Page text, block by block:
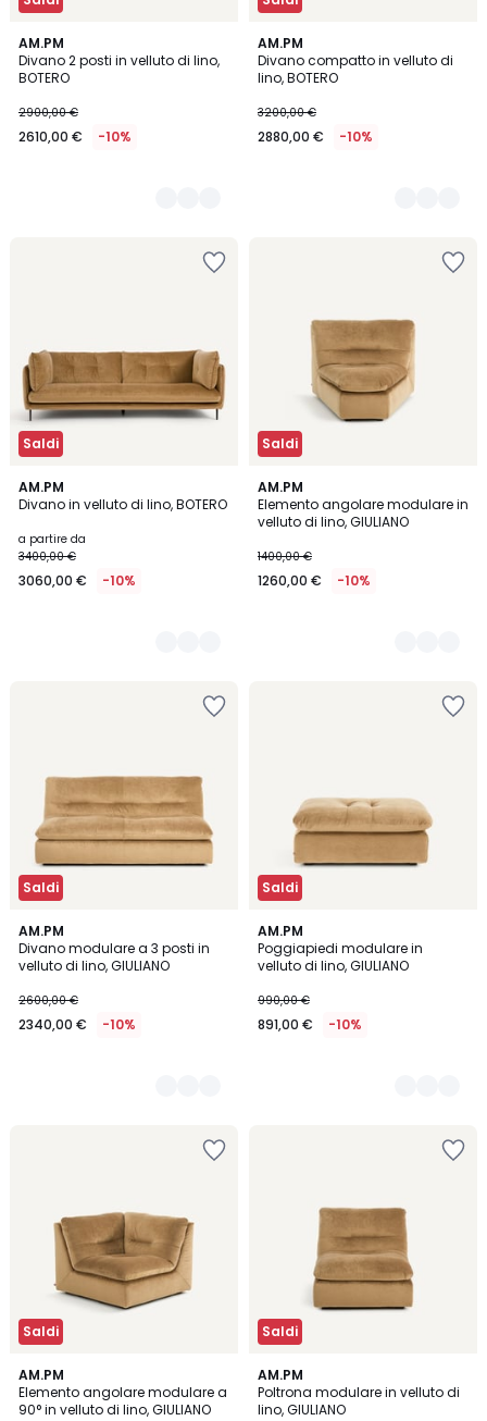
AM.PM
Divano 2 posti in velluto di lino,
BOTERO
2900,00 €
2610,00 € -10%
5
Colori
AM.PM
Divano compatto in velluto di
lino, BOTERO
3200,00 €
2880,00 € -10%
5
Colori
Saldi
AM.PM
Divano in velluto di lino, BOTERO
a partire da
3400,00 €
3060,00 € -10%
5
Colori
Saldi
AM.PM
Elemento angolare modulare in
velluto di lino, GIULIANO
1400,00 €
1260,00 € -10%
5
Colori
Saldi
AM.PM
Divano modulare a 3 posti in
velluto di lino, GIULIANO
2600,00 €
2340,00 € -10%
5
Colori
Saldi
AM.PM
Poggiapiedi modulare in
velluto di lino, GIULIANO
990,00 €
891,00 € -10%
5
Colori
Saldi
AM.PM
Elemento angolare modulare a
90° in velluto di lino, GIULIANO
5
Colori
Saldi
AM.PM
Poltrona modulare in velluto di
lino, GIULIANO
5
/
5
5
Colori